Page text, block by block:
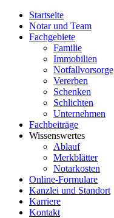
Startseite
Notar und Team
Fachgebiete
Familie
Immobilien
Notfallvorsorge
Vererben
Schenken
Schlichten
Unternehmen
Fachbeiträge
Wissenswertes
Ablauf
Merkblätter
Notarkosten
Online-Formulare
Kanzlei und Standort
Karriere
Kontakt